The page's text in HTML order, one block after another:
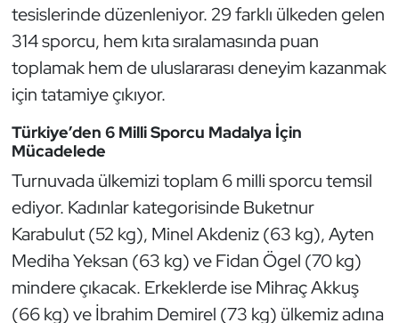
tesislerinde düzenleniyor. 29 farklı ülkeden gelen
314 sporcu, hem kıta sıralamasında puan
toplamak hem de uluslararası deneyim kazanmak
için tatamiye çıkıyor.
Türkiye’den 6 Milli Sporcu Madalya İçin
Mücadelede
Turnuvada ülkemizi toplam 6 milli sporcu temsil
ediyor. Kadınlar kategorisinde Buketnur
Karabulut (52 kg), Minel Akdeniz (63 kg), Ayten
Mediha Yeksan (63 kg) ve Fidan Ögel (70 kg)
mindere çıkacak. Erkeklerde ise Mihraç Akkuş
(66 kg) ve İbrahim Demirel (73 kg) ülkemiz adına
Judo ve Kuraş
Kano ve Rafting
Kayak
Kempo
Kick Boks
Kürek